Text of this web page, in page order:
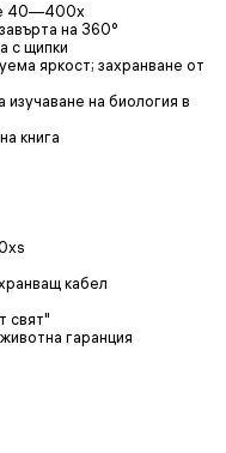
40—400x
на 360°
с щипки
яркост; захранване от
на биология в
книга
кабел
свят"
гаранция